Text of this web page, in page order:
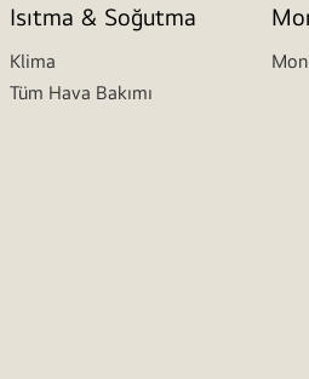
Isıtma & Soğutma
Klima
Tüm Hava Bakımı